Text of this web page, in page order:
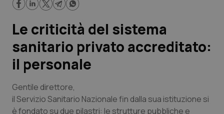
Lavoro e Professioni
Scienza e Farmaci
Studi e Analisi
Lettere al direttore
Le criticità del sistema
sanitario privato accreditato:
il personale
Gentile direttore,
il Servizio Sanitario Nazionale fin dalla sua istituzione si
è fondato su due pilastri: le strutture pubbliche e